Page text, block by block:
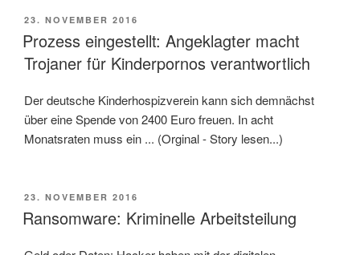
VERÖFFENTLICHT
AM
23. NOVEMBER 2016
Prozess eingestellt: Angeklagter macht
Trojaner für Kinderpornos verantwortlich
Der deutsche Kinderhospizverein kann sich demnächst
über eine Spende von 2400 Euro freuen. In acht
Monatsraten muss ein ... (Orginal - Story lesen...)
VERÖFFENTLICHT
AM
23. NOVEMBER 2016
Ransomware: Kriminelle Arbeitsteilung